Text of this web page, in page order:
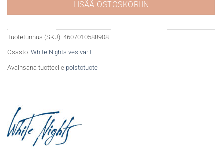
LISÄÄ OSTOSKORIIN
Tuotetunnus (SKU): 4607010588908
Osasto: White Nights vesivärit
Avainsana tuotteelle poistotuote